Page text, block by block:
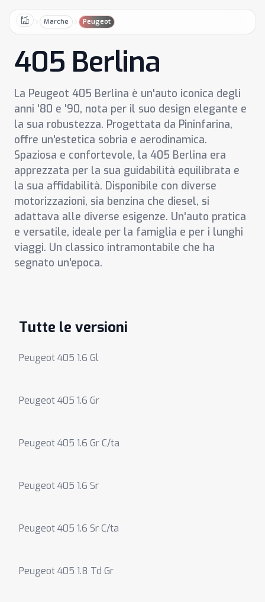
HomeMarche Peugeot
405 Berlina
La Peugeot 405 Berlina è un'auto iconica degli
anni '80 e '90, nota per il suo design elegante e
la sua robustezza. Progettata da Pininfarina,
offre un'estetica sobria e aerodinamica.
Spaziosa e confortevole, la 405 Berlina era
apprezzata per la sua guidabilità equilibrata e
la sua affidabilità. Disponibile con diverse
motorizzazioni, sia benzina che diesel, si
adattava alle diverse esigenze. Un'auto pratica
e versatile, ideale per la famiglia e per i lunghi
viaggi. Un classico intramontabile che ha
segnato un'epoca.
Tutte le versioni
Peugeot 405 1.6 Gl
Peugeot 405 1.6 Gr
Peugeot 405 1.6 Gr C/ta
Peugeot 405 1.6 Sr
Peugeot 405 1.6 Sr C/ta
Peugeot 405 1.8 Td Gr